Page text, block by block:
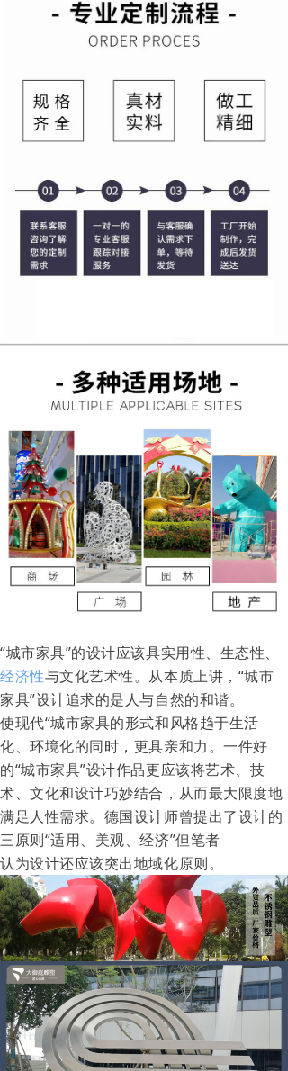
“城市家具”的设计应该具实用性、生态性、
经济性与文化艺术性。从本质上讲， “城市
家具”设计追求的是人与自然的和谐。
使现代“城市家具的形式和风格趋于生活
化、环境化的同时，更具亲和力。一件好
的“城市家具”设计作品更应该将艺术、技
术、文化和设计巧妙结合，从而最大限度地
满足人性需求。德国设计师曾提出了设计的
三原则“适用、美观、经济”但笔者
认为设计还应该突出地域化原则。